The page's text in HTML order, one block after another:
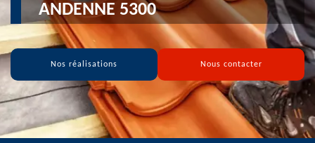
ANDENNE 5300
Nos réalisations Nous contacter